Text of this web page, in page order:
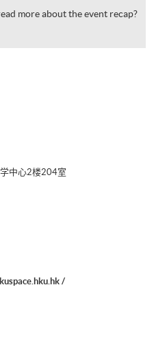
more about the event recap?
中心2楼204室
/